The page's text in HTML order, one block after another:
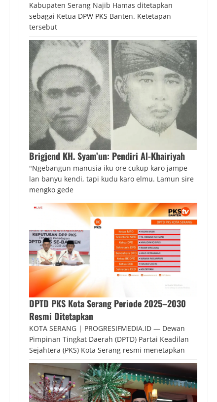
Kabupaten Serang Najib Hamas ditetapkan
sebagai Ketua DPW PKS Banten. Ketetapan
tersebut
Brigjend KH. Syam’un: Pendiri Al-Khairiyah
"Ngebangun manusia iku ore cukup karo jampe
lan banyu kendi, tapi kudu karo elmu. Lamun sire
mengko gede
DPTD PKS Kota Serang Periode 2025–2030
Resmi Ditetapkan
KOTA SERANG | PROGRESIFMEDIA.ID — Dewan
Pimpinan Tingkat Daerah (DPTD) Partai Keadilan
Sejahtera (PKS) Kota Serang resmi menetapkan